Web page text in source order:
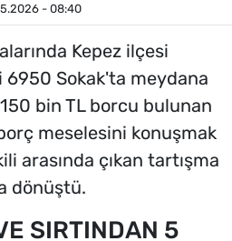
- 08:40
Kepez ilçesi
6950 Sokak'ta meydana
bin TL borcu bulunan
meselesini konuşmak
arasında çıkan tartışma
dönüştü.
SIRTINDAN 5